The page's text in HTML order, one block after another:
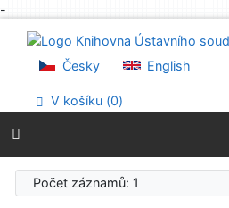
-
Přejít na menu
Prohlášení o webové přístupnosti
Česky English
V košíku (0)
Počet záznamů: 1